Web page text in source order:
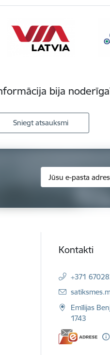
bija
Sniegt atsauksmi
Kontakti
+371
E-pasts:
Emīlijas
1743